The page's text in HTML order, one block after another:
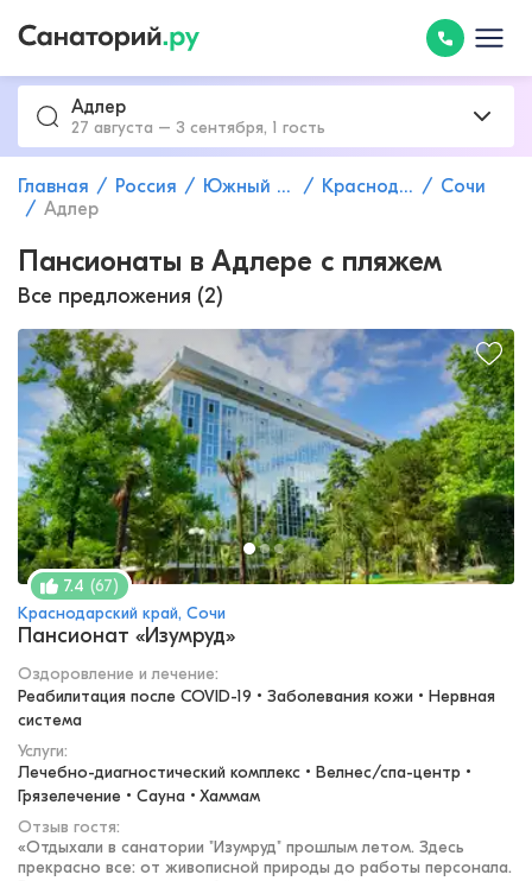
Адлер
27 августа – 3 сентября, 1 гость
Главная Россия Южный федеральный округ Краснодарский край
Сочи
Адлер
Пансионаты в Адлере с пляжем
Все предложения (2)
7.4 (67)
Краснодарский край, Сочи
Пансионат «Изумруд»
Оздоровление и лечение:
Реабилитация после COVID-19 • Заболевания кожи • Нервная
система
Услуги:
Лечебно-диагностический комплекс • Велнес/спа-центр •
Грязелечение • Сауна • Хаммам
Отзыв гостя:
«Отдыхали в санатории "Изумруд" прошлым летом. Здесь
прекрасно все: от живописной природы до работы персонала.